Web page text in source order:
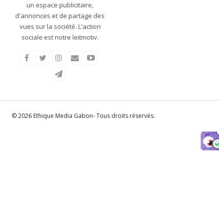
un espace publicitaire,
d'annonces et de partage des
vues sur la société. L'action
sociale est notre leitmotiv.
© 2026 Ethique Media Gabon- Tous droits réservés.